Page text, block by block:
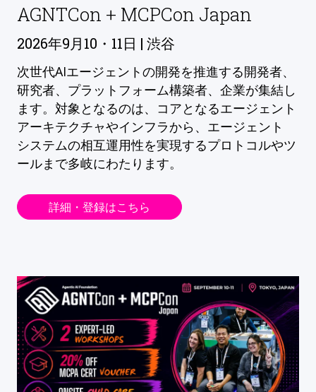
AGNTCon + MCPCon Japan
2026年9月10・11日 | 渋谷
次世代AIエージェントの開発を推進する開発者、
研究者、プラットフォーム構築者、企業が集結し
ます。対象となるのは、コアとなるエージェント
アーキテクチャやインフラから、エージェント
システムの相互運用性を実現するプロトコルやツ
ールまで多岐にわたります。
詳細・登録はこちら